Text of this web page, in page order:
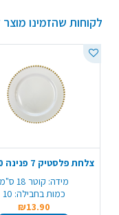
לקוחות שהזמינו
מידה: קוטר 18 ס"מ
כמות בחבילה: 10
₪13.90